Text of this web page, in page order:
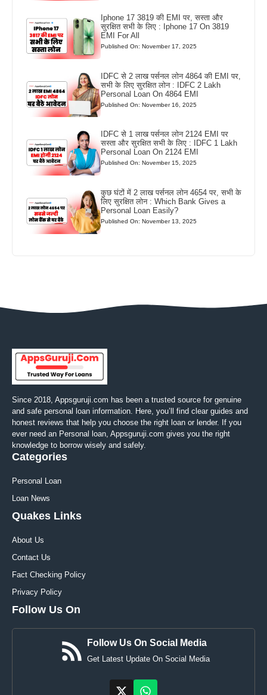
Iphone 17 3819 की EMI पर, सस्ता और
सुरक्षित सभी के लिए : Iphone 17 On 3819
EMI For All
Published On: November 17, 2025
IDFC से 2 लाख पर्सनल लोन 4864 की EMI पर,
सभी के लिए सुरक्षित लोन : IDFC 2 Lakh
Personal Loan On 4864 EMI
Published On: November 16, 2025
IDFC से 1 लाख पर्सनल लोन 2124 EMI पर
सस्ता और सुरक्षित सभी के लिए : IDFC 1 Lakh
Personal Loan On 2124 EMI
Published On: November 15, 2025
कुछ घंटों में 2 लाख पर्सनल लोन 4654 पर, सभी के
लिए सुरक्षित लोन : Which Bank Gives a
Personal Loan Easily?
Published On: November 13, 2025
Since 2018, Appsguruji.com has been a trusted source for genuine
and safe personal loan information. Here, you’ll find clear guides and
honest reviews that help you choose the right loan or lender. If you
ever need an Personal loan, Appsguruji.com gives you the right
knowledge to borrow wisely and safely.
Categories
Personal Loan
Loan News
Quakes Links
About Us
Contact Us
Fact Checking Policy
Privacy Policy
Follow Us On
Follow Us On Social Media
Get Latest Update On Social Media